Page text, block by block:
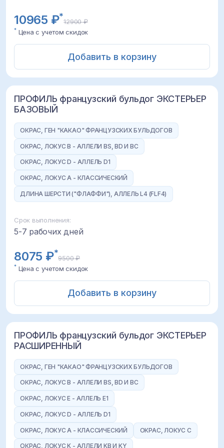
Продолжительность жизни составляет 10-12 лет.
Идеальный компаньон для городских жителей и
семей с детьми.
10965 ₽*12900 ₽
*Цена с учетом скидок
Добавить в корзину
ПРОФИЛЬ французский бульдог ЭКСТЕРЬЕР
БАЗОВЫЙ
ОКРАС, ГЕН "КАКАО" ФРАНЦУЗСКИХ БУЛЬДОГОВ
ОКРАС, ЛОКУС B - АЛЛЕЛИ BS, BD И BC
ОКРАС, ЛОКУС D - АЛЛЕЛЬ D1
ОКРАС, ЛОКУС A - КЛАССИЧЕСКИЙ
ДЛИНА ШЕРСТИ ("ФЛАФФИ"), АЛЛЕЛЬ L4 (FLF4)
Срок выполнения:
5-7 рабочих дней
8075 ₽*9500 ₽
*Цена с учетом скидок
Добавить в корзину
ПРОФИЛЬ французский бульдог ЭКСТЕРЬЕР
РАСШИРЕННЫЙ
ОКРАС, ГЕН "КАКАО" ФРАНЦУЗСКИХ БУЛЬДОГОВ
ОКРАС, ЛОКУС B - АЛЛЕЛИ BS, BD И BC
ОКРАС, ЛОКУС E - АЛЛЕЛЬ E1
ОКРАС, ЛОКУС D - АЛЛЕЛЬ D1
ОКРАС, ЛОКУС A - КЛАССИЧЕСКИЙ ОКРАС, ЛОКУС C
ОКРАС, ЛОКУС K - АЛЛЕЛИ KB И KY